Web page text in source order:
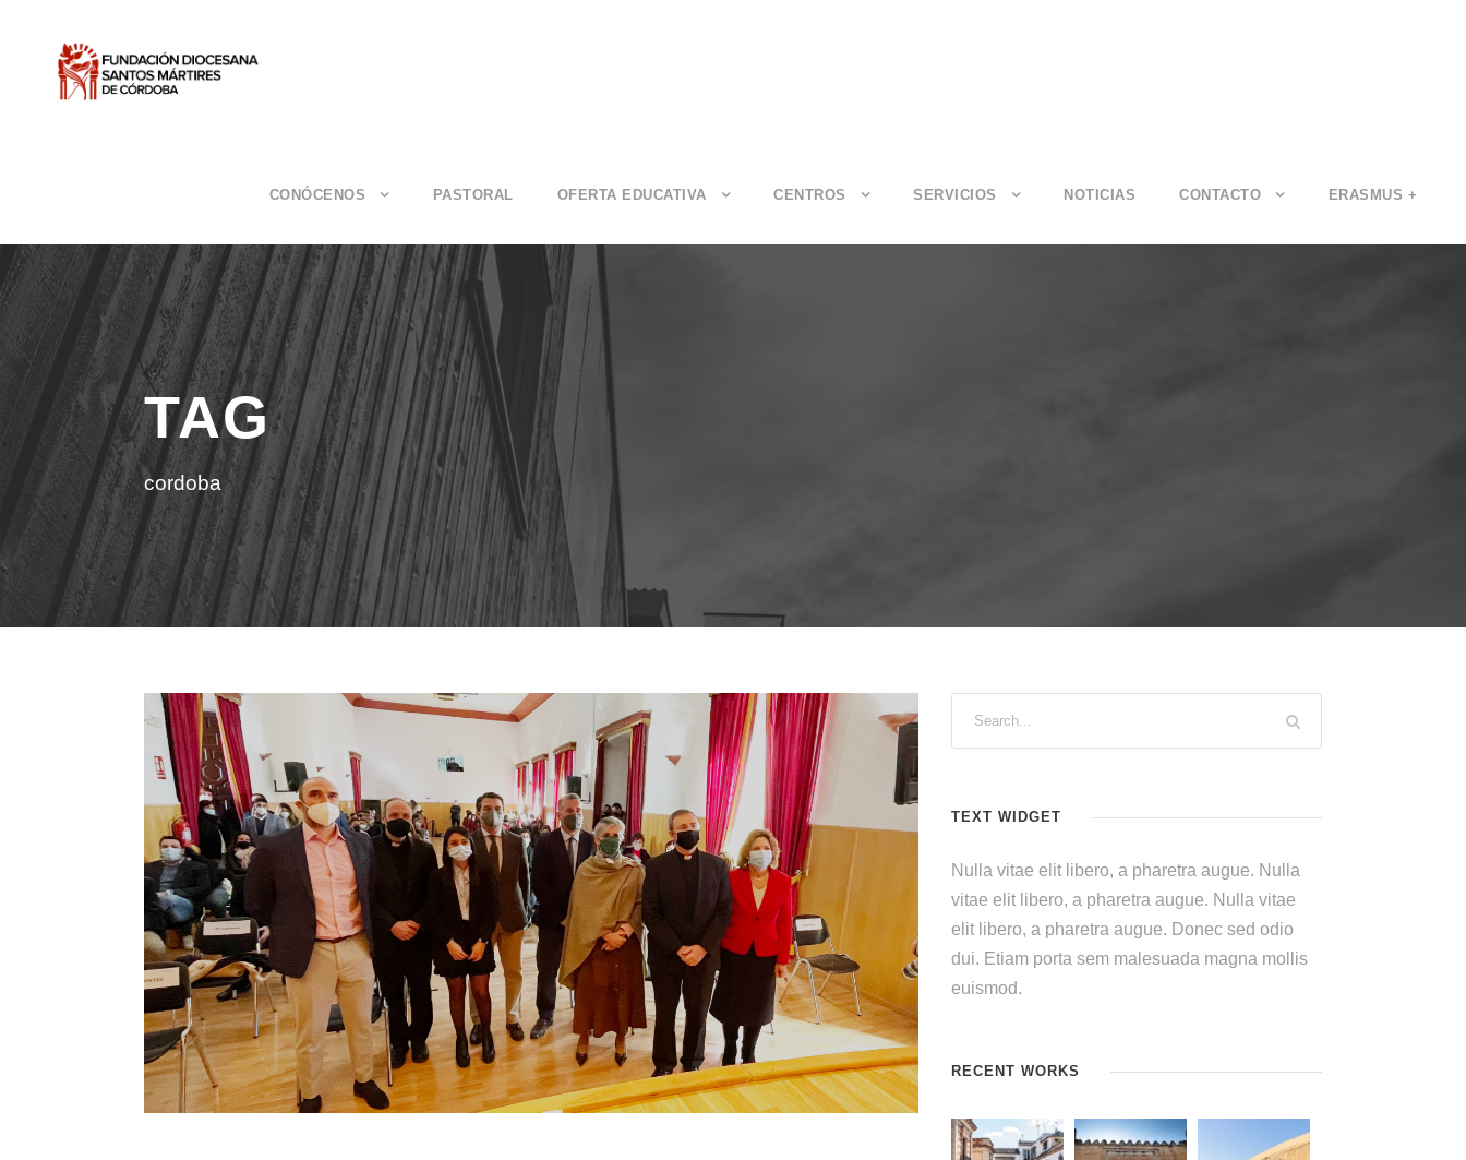
CONÓCENOS PASTORAL OFERTA EDUCATIVA CENTROS SERVICIOS NOTICIAS CONTACTO ERASMUS +
TAG
cordoba
TEXT WIDGET
Nulla vitae elit libero, a pharetra augue. Nulla
vitae elit libero, a pharetra augue. Nulla vitae
elit libero, a pharetra augue. Donec sed odio
dui. Etiam porta sem malesuada magna mollis
euismod.
RECENT WORKS